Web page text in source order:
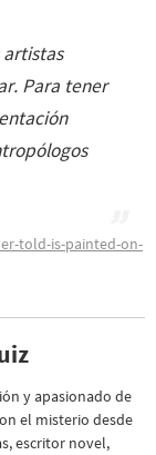
artistas
Para tener
told-is-painted-on-
y apasionado de
el misterio desde
escritor novel,